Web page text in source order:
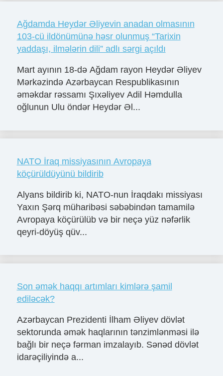
Ağdamda Heydər Əliyevin anadan olmasının
103-cü ildönümünə həsr olunmuş “Tarixin
yaddaşı, ilmələrin dili” adlı sərgi açıldı
Mart ayının 18-də Ağdam rayon Heydər Əliyev
Mərkəzində Azərbaycan Respublikasının
əməkdar rəssamı Şıxəliyev Adil Həmdulla
oğlunun Ulu öndər Heydər Əl...
NATO İraq missiyasının Avropaya
köçürüldüyünü bildirib
Alyans bildirib ki, NATO-nun İraqdakı missiyası
Yaxın Şərq müharibəsi səbəbindən tamamilə
Avropaya köçürülüb və bir neçə yüz nəfərlik
qeyri-döyüş qüv...
Son əmək haqqı artımları kimlərə şamil
ediləcək?
Azərbaycan Prezidenti İlham Əliyev dövlət
sektorunda əmək haqlarının tənzimlənməsi ilə
bağlı bir neçə fərman imzalayıb. Sənəd dövlət
idarəçiliyində a...